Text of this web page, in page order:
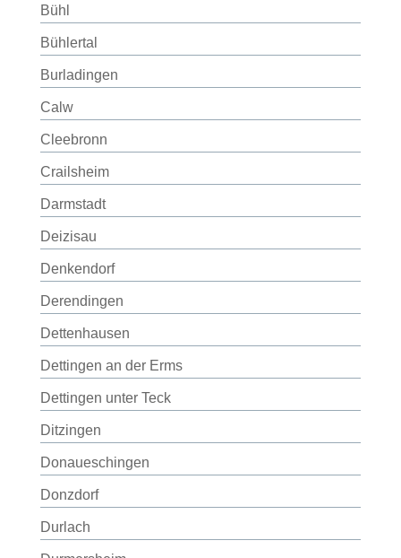
Bühl
Bühlertal
Burladingen
Calw
Cleebronn
Crailsheim
Darmstadt
Deizisau
Denkendorf
Derendingen
Dettenhausen
Dettingen an der Erms
Dettingen unter Teck
Ditzingen
Donaueschingen
Donzdorf
Durlach